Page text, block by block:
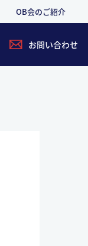
OB会のご紹介
お問い合わせ